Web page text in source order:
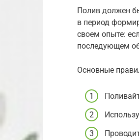
Полив должен
в период
своем опыте:
последующем
Основные